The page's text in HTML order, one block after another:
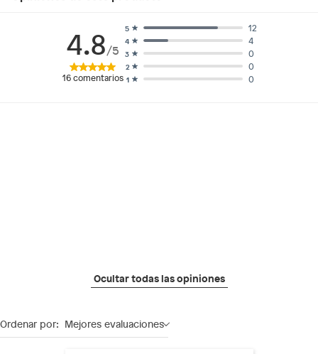
4.8/5
16 comentarios 1 0
2 0
3 0
4 4
5 12
Ocultar todas las opiniones
Ordenar por: Mejores evaluaciones